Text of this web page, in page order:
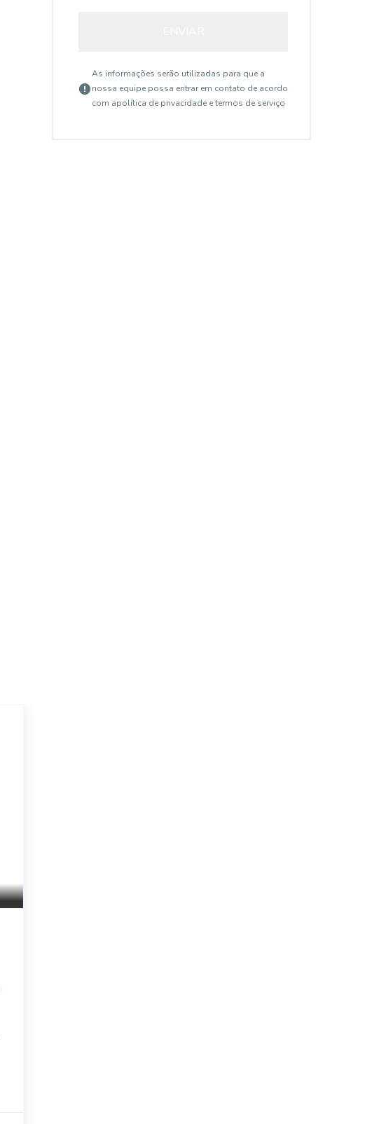
As informações serão utilizadas para que a
nossa equipe possa entrar em contato de acordo
com apolítica de privacidade e termos de serviço